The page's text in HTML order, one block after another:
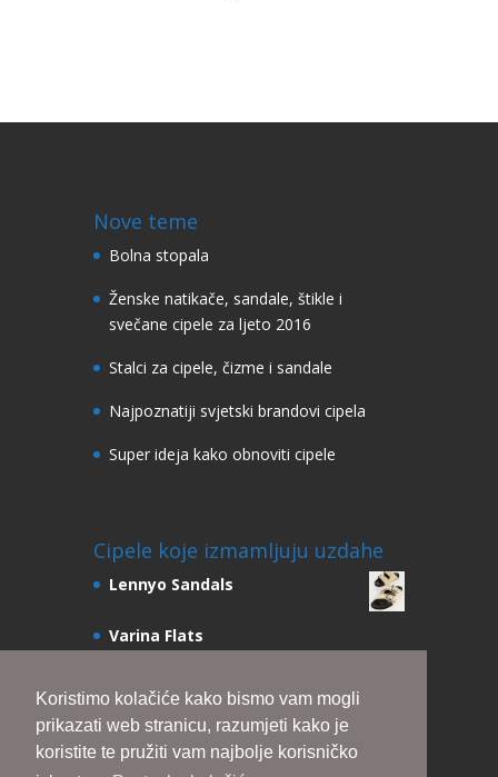
Koristimo kolačiće kako bismo vam mogli
prikazati web stranicu, razumjeti kako je
koristite te pružiti vam najbolje korisničko
Nove teme
Bolna stopala
Ženske natikače, sandale, štikle i
svečane cipele za ljeto 2016
Stalci za cipele, čizme i sandale
Najpoznatiji svjetski brandovi cipela
Super ideja kako obnoviti cipele
Cipele koje izmamljuju uzdahe
Lennyo Sandals
Varina Flats
Julie Scrunchie Slingbacks
Ari Sandals 105mm